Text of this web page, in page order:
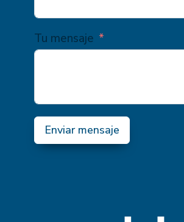
Tu mensaje
Enviar mensaje